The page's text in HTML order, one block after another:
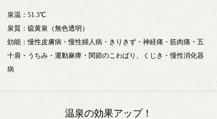
泉温：51.3℃
泉質：硫黄泉（無色透明）
効能：慢性皮膚病・慢性婦人病・きりきず・神経痛・筋肉痛・五
十肩・うちみ・運動麻痺・関節のこわばり、くじき・慢性消化器
病
温泉の効果アップ！